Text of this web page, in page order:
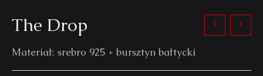
The Drop
Materiał: srebro 925 + bursztyn bałtycki